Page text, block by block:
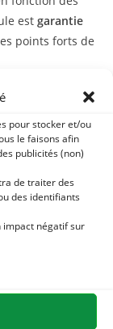
pour stocker et/ou
le faisons afin
publicités (non)
de traiter des
des identifiants
impact négatif sur
estgarantie
points forts de
d’un arbre
possède un fort
sabot. Il s’agit
utilisé dans
naturelle
de
de
ses
purifiantes